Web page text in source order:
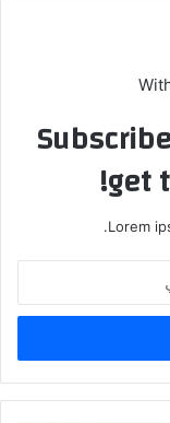
get
Lorem